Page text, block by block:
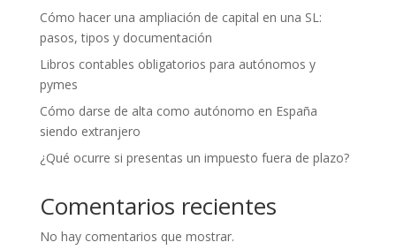
Cómo hacer una ampliación de capital en una SL:
pasos, tipos y documentación
Libros contables obligatorios para autónomos y
pymes
Cómo darse de alta como autónomo en España
siendo extranjero
¿Qué ocurre si presentas un impuesto fuera de plazo?
Comentarios recientes
No hay comentarios que mostrar.